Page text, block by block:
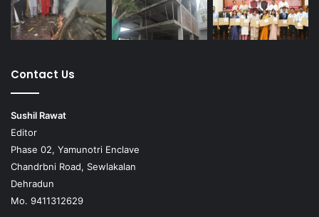
Contact Us
Sushil Rawat
Editor
Phase 02, Yamunotri Enclave
Chandrbni Road, Sewlakalan
Dehradun
Mo. 9411312629